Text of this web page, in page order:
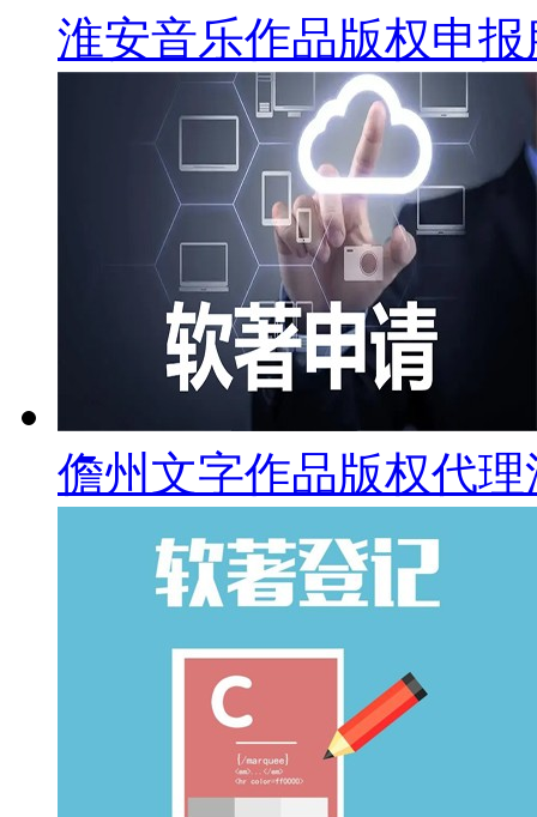
淮安音乐作品版权申报
儋州文字作品版权代理